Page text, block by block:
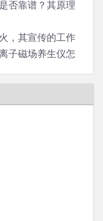
？
否靠谱？其原理
是否有科学依
，其宣传的工作
子磁场养生仪怎